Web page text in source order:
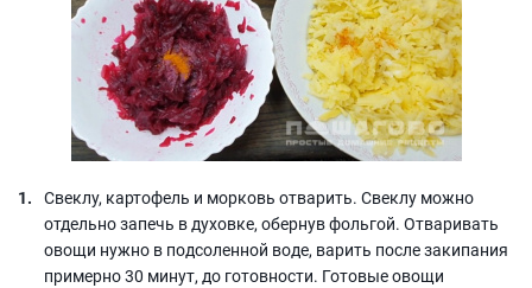
Свеклу, картофель и морковь отварить. Свеклу можно
отдельно запечь в духовке, обернув фольгой. Отваривать
овощи нужно в подсоленной воде, варить после закипания
примерно 30 минут, до готовности. Готовые овощи